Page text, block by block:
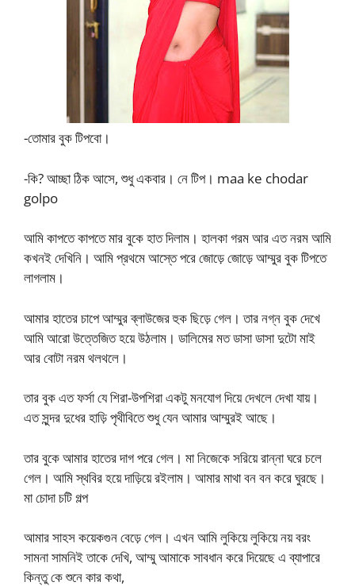
-তোমার বুক টিপবো।
-কি? আচ্ছা ঠিক আসে, শুধু একবার। নে টিপ। maa ke chodar
golpo
আমি কাপতে কাপতে মার বুকে হাত দিলাম। হালকা গরম আর এত নরম আমি
কখনই দেখিনি। আমি প্রথমে আস্তে পরে জোড়ে জোড়ে আম্মুর বুক টিপতে
লাগলাম।
আমার হাতের চাপে আম্মুর ব্লাউজের হুক ছিড়ে গেল। তার নগ্ন বুক দেখে
আমি আরো উত্তেজিত হয়ে উঠলাম। ডালিমের মত ডাসা ডাসা দুটো মাই
আর বোটা নরম থলথলে।
তার বুক এত ফর্সা যে শিরা-উপশিরা একটু মনযোগ দিয়ে দেখলে দেখা যায়।
এত সুন্দর দুধের হাড়ি পৃথীবিতে শুধু যেন আমার আম্মুরই আছে।
তার বুকে আমার হাতের দাগ পরে গেল। মা নিজেকে সরিয়ে রান্না ঘরে চলে
গেল। আমি স্থবির হয়ে দাড়িয়ে রইলাম। আমার মাথা বন বন করে ঘুরছে।
মা চোদা চটি গল্প
আমার সাহস কয়েকগুন বেড়ে গেল। এখন আমি লুকিয়ে লুকিয়ে নয় বরং
সামনা সামনিই তাকে দেখি, আম্মু আমাকে সাবধান করে দিয়েছে এ ব্যাপারে
কিন্তু কে শুনে কার কথা,